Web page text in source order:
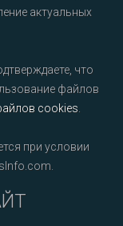
актуальных
что
файлов
cookies
при условии